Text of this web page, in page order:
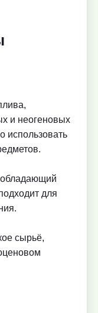
и неогеновых
использовать
для
сырьё,